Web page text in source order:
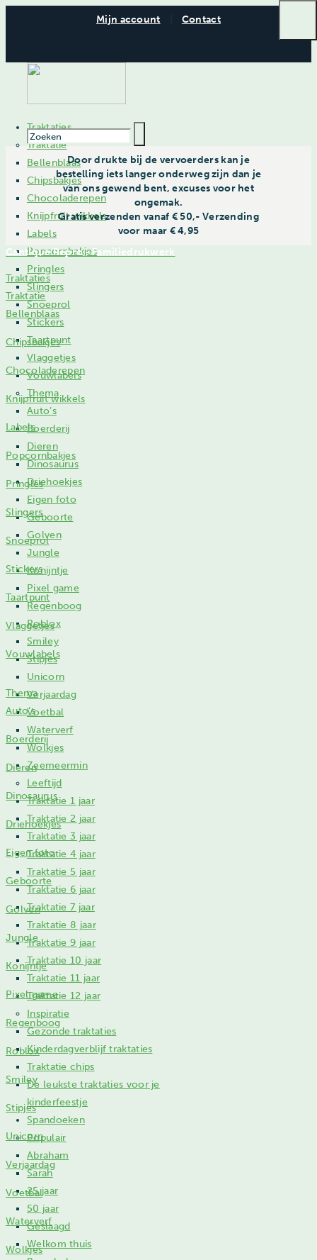
Mijn account Contact
Traktaties
Traktatie
Bellenblaas
Chipsbakjes
Chocoladerepen
Knijpfruit wikkels
Labels
Popcornbakjes
Pringles
Slingers
Snoeprol
Stickers
Taartpunt
Vlaggetjes
Vouwlabels
Thema
Auto’s
Boerderij
Dieren
Dinosaurus
Driehoekjes
Eigen foto
Geboorte
Golven
Jungle
Konijntje
Pixel game
Regenboog
Roblox
Smiley
Stipjes
Unicorn
Verjaardag
Voetbal
Waterverf
Wolkjes
Zeemeermin
Leeftijd
Traktatie 1 jaar
Traktatie 2 jaar
Traktatie 3 jaar
Traktatie 4 jaar
Traktatie 5 jaar
Traktatie 6 jaar
Traktatie 7 jaar
Traktatie 8 jaar
Traktatie 9 jaar
Traktatie 10 jaar
Traktatie 11 jaar
Traktatie 12 jaar
Inspiratie
Gezonde traktaties
Kinderdagverblijf traktaties
Traktatie chips
De leukste traktaties voor je
kinderfeestje
Spandoeken
Populair
Abraham
Sarah
25 jaar
50 jaar
Geslaagd
Welkom thuis
Door drukte bij de vervoerders kan je
bestelling iets langer onderweg zijn dan je
van ons gewend bent, excuses voor het
ongemak.
Gratis verzenden vanaf € 50,- Verzending
voor maar € 4,95
Cantique Repro - Familiedrukwerk
Traktaties
Traktatie
Bellenblaas
Chipsbakjes
Chocoladerepen
Knijpfruit wikkels
Labels
Popcornbakjes
Pringles
Slingers
Snoeprol
Stickers
Taartpunt
Vlaggetjes
Vouwlabels
Thema
Auto’s
Boerderij
Dieren
Dinosaurus
Driehoekjes
Eigen foto
Geboorte
Golven
Jungle
Konijntje
Pixel game
Regenboog
Roblox
Smiley
Stipjes
Unicorn
Verjaardag
Voetbal
Waterverf
Wolkjes